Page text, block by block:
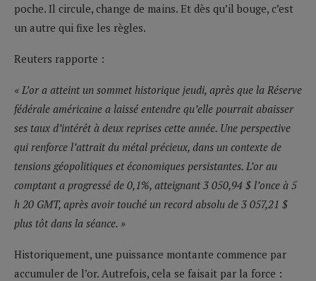
poche. Il circule, change de mains. Et dès qu’il bouge, c’est
un autre qui fixe les règles.
Reuters rapporte :
« L’or a atteint un sommet historique jeudi, après que la Réserve
fédérale américaine a laissé entendre qu’elle pourrait abaisser
ses taux d’intérêt à deux reprises cette année. Une perspective
qui renforce l’attrait du métal précieux, dans un contexte de
tensions géopolitiques et économiques persistantes. L’or au
comptant a progressé de 0,1%, atteignant 3 050,94 $ l’once à 5
h 20 GMT, après avoir touché un record absolu de 3 057,21 $
plus tôt dans la séance. »
Historiquement, une puissance montante commence par
accumuler de l’or. Autrefois, cela se faisait par la force :